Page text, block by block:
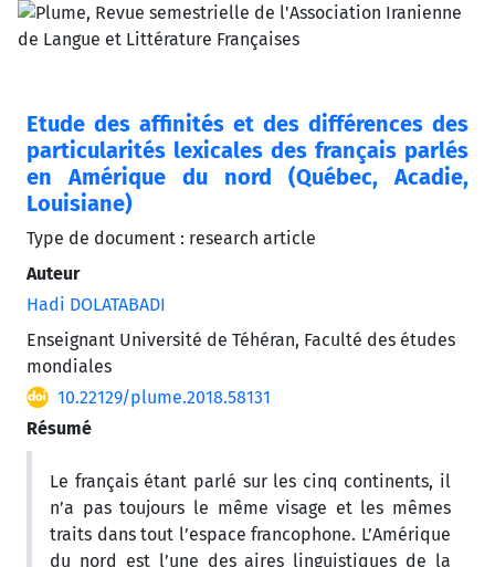
Etude des affinités et des différences des
particularités lexicales des français parlés
en Amérique du nord (Québec, Acadie,
Louisiane)
Type de document : research article
Auteur
Hadi DOLATABADI
Enseignant Université de Téhéran, Faculté des études
mondiales
10.22129/plume.2018.58131
Résumé
Le français étant parlé sur les cinq continents, il
n’a pas toujours le même visage et les mêmes
traits dans tout l’espace francophone. L’Amérique
du nord est l’une des aires linguistiques de la